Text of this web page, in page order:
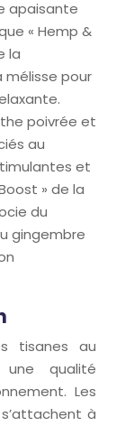
apaisante
« Hemp &
la
mélisse pour
poivrée et
au
et
» de la
du
gingembre
tisanes au
une qualité
Les
à